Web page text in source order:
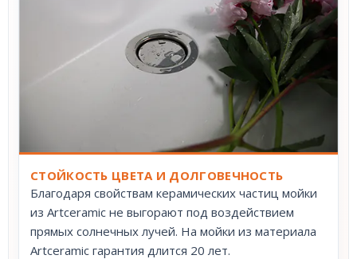
СТОЙКОСТЬ ЦВЕТА И ДОЛГОВЕЧНОСТЬ
Благодаря свойствам керамических частиц мойки
из Artceramic не выгорают под воздействием
прямых солнечных лучей. На мойки из материала
Artceramic гарантия длится 20 лет.